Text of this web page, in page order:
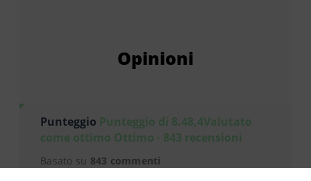
Opinioni
Punteggio Punteggio di 8.48,4Valutato
come ottimo Ottimo · 843 recensioni
Basato su 843 commenti